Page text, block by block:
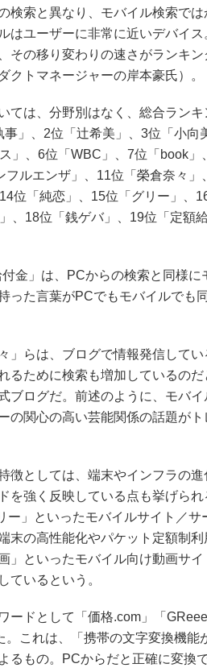
検索と異なり、モバイル検索では
はユーザーに非常に近いデバイス
その移り変わりの速さがランキン
クトマネージャーの岸本豪氏）。
は、分野別はなく、総合ランキ
」、2位「辻希美」、3位「小向
」、6位「WBC」、7位「book」
フルエンザ」、11位「榮倉奈々」
位「純恋」、15位「グリー」、
、18位「銭ゲバ」、19位「定額
金」は、PCからの検索と同様に
った言葉がPCでもモバイルでも
らは、ブログで情報発信してい
るために検索も増加しているのだ
ブログだ。前述のように、モバイ
の関心の高い芸能関係の話題がト
としては、端末やインフラの進
を強く反映している点も挙げられ
ー」といったモバイルサイト／サ
末の高性能化やパケット定額制利
」といったモバイル向け動画サイ
ているという。
ドとして「価格.com」「
。これは、「携帯の文字変換機能
るもの。PCからだと正確に変換